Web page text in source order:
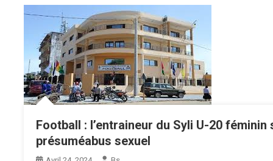
Football : l’entraineur du Syli U-20 féminin
présuméabus sexuel